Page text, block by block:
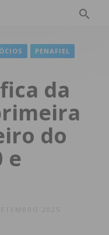
PENAFIEL
da
do
e
2025